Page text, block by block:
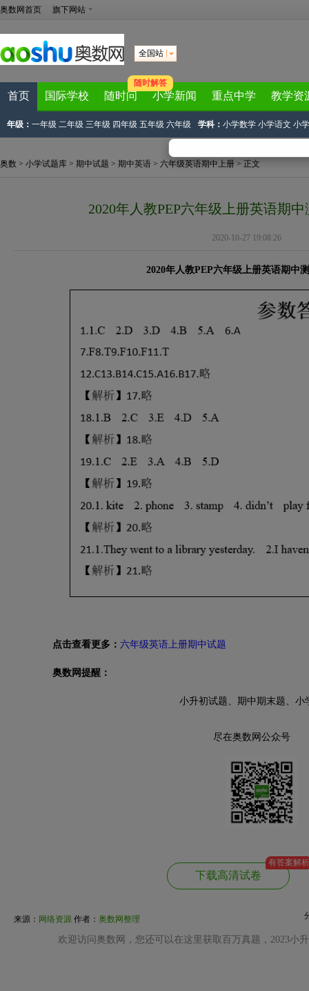
奥数网首页 旗下网站
全国站
首页 国际学校 随时问
随时解答
小学新闻 重点中学 教学资
年级： 一年级 二年级 三年级 四年级 五年级 六年级 学科： 小学数学 小学语文 小
奥数 > 小学试题库 > 期中试题 > 期中英语 > 六年级英语期中上册 > 正文
2020年人教PEP六年级上册英语期
2020-10-27 19:08:26
2020年人教PEP六年级上册英语期中
点击查看更多： 六年级英语上册期中试题
奥数网提醒：
小升初试题、期中期末题、小
尽在奥数网公众号
下载高清试卷
有答案解析
来源： 网络资源 作者： 奥数网整理
欢迎访问奥数网，您还可以在这里获取百万真题，2023小